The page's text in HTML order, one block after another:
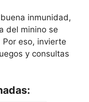
inmunidad,
del minino se
eso, invierte
y consultas